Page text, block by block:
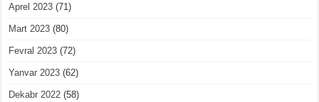
Aprel 2023 (71)
Mart 2023 (80)
Fevral 2023 (72)
Yanvar 2023 (62)
Dekabr 2022 (58)